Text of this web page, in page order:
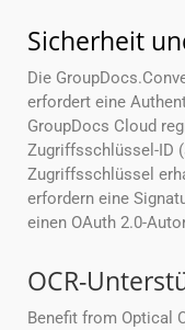
Sicherheit
Die
erfordert eine
GroupDocs Cloud
Zugriffsschlüssel-ID
Zugriffsschlüssel
erfordern eine
einen OAuth 2.0-
OCR-
Benefit from Optical